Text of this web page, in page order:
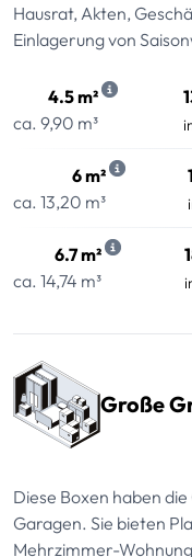
Hausrat, Akten,
Einlagerung von
4.5 m²
ca. 9,90 m³
6 m²
ca. 13,20 m³
6.7 m²
ca. 14,74 m³
Große
Diese Boxen haben
Garagen. Sie bieten
Mehrzimmer-